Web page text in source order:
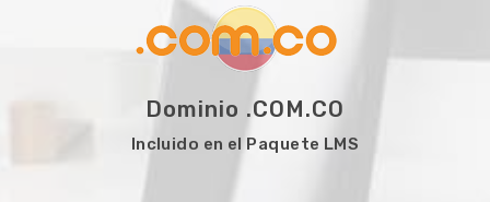
Dominio .COM.CO
Incluido en el Paquete LMS